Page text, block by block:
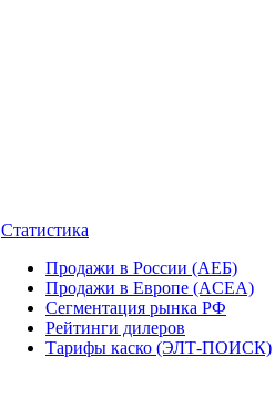
Статистика
Продажи в России (АЕБ)
Продажи в Европе (ACEA)
Сегментация рынка РФ
Рейтинги дилеров
Тарифы каско (ЭЛТ-ПОИСК)